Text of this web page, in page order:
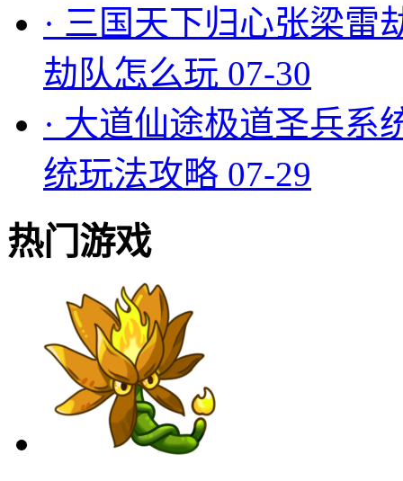
· 三国天下归心张梁雷
劫队怎么玩 07-30
· 大道仙途极道圣兵系
统玩法攻略 07-29
热门游戏